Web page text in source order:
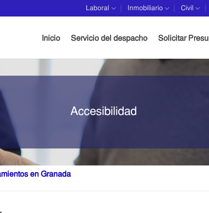
Laboral Inmobiliario Civil
Inicio Servicio del despacho Solicitar
Accesibilidad
en Granada